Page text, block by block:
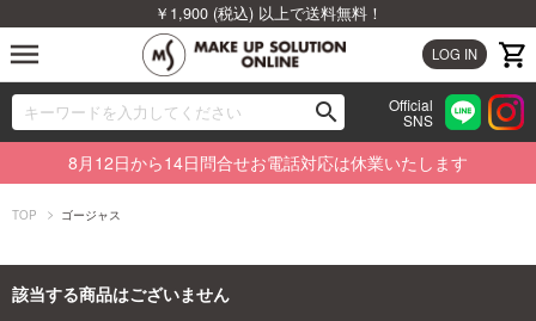
￥1,900 (税込) 以上で送料無料！
LOG IN
menu
search
00
Official
SNS
ブランドから探す
カテゴリから探す
8月12日から14日問合せお電話対応は休業いたします
TOP ゴージャス
該当する商品はございません